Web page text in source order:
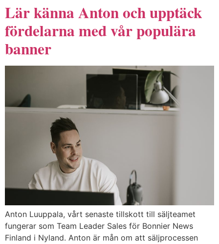
Lär känna Anton och upptäck
fördelarna med vår populära
banner
Anton Luuppala, vårt senaste tillskott till säljteamet
fungerar som Team Leader Sales för Bonnier News
Finland i Nyland. Anton är mån om att säljprocessen